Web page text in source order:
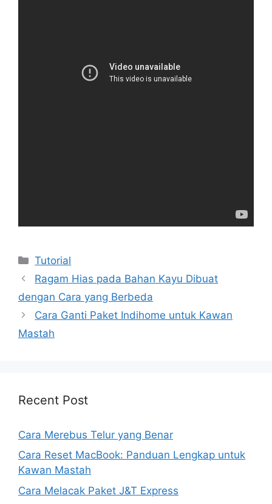
Kategori
Tutorial
Ragam Hias pada Bahan Kayu Dibuat
dengan Cara yang Berbeda
Cara Ganti Paket Indihome untuk Kawan
Mastah
Recent Post
Cara Merebus Telur yang Benar
Cara Reset MacBook: Panduan Lengkap untuk
Kawan Mastah
Cara Melacak Paket J&T Express